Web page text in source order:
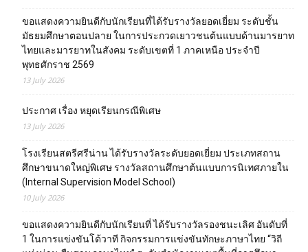
ขอแสดงความยินดีกับนักเรียนที่ได้รับรางวัลยอดเยี่ยม ระดับชั้น
มัธยมศึกษาตอนปลาย ในการประกวดเยาวชนต้นแบบด้านมารยาท
ไทยและมารยาทในสังคม ระดับเขตที่ 1 ภาคเหนือ ประจำปี
พุทธศักราช 2569
13 July 2026
ประกาศ เรื่อง หยุดเรียนกรณีพิเศษ
13 July 2026
โรงเรียนสตรีศรีน่าน ได้รับรางวัลระดับยอดเยี่ยม ประเภทสถาน
ศึกษาขนาดใหญ่พิเศษ รางวัลสถานศึกษาต้นแบบการนิเทศภายใน
(Internal Supervision Model School)
10 July 2026
ขอแสดงความยินดีกับนักเรียนที่ ได้รับรางวัลรองชนะเลิศ อันดับที่
1 ในการแข่งขันโต้วาที กิจกรรมการแข่งขันทักษะภาษาไทย “วิถี